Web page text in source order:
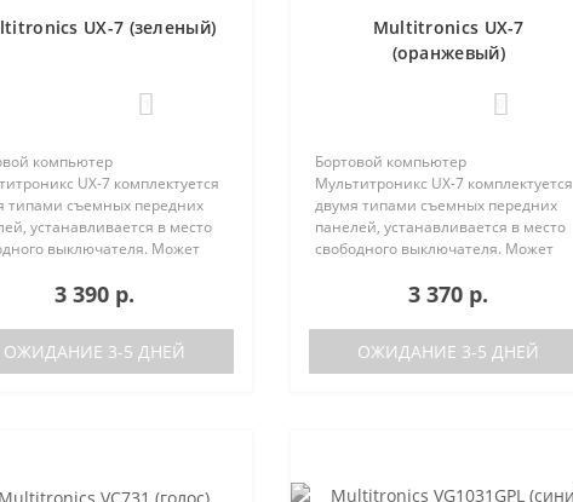
UX-7 (зеленый)
компьютер
UX-7 комплектуется
типами съемных передних
устанавливается в место
выключателя. Может
GrantaЛада
/ Калина-2Лада Приора /
2Лада 110Ла..
3 390 р.
ОЖИДАНИЕ 3-5 ДНЕЙ
Multitronics UX-7
(оранжевый)
Бортовой компьютер
Мультитроникс UX-7 комплектуется
двумя типами съемных передних
панелей, устанавливается в место
свободного выключателя. Может
автомобили:Lada GrantaЛада
Калина / Калина-2Лада Приора /
Приора-2Лада 110Ла..
3 370 р.
ОЖИДАНИЕ 3-5 ДНЕЙ